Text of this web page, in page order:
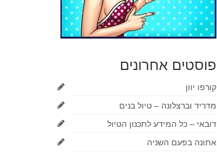
פוסטים אחרונים
קורפו יוון
מדריד וברצלונה – טיול בנים
דובאי – כל המידע לתכנון הטיול
אתונה בפעם השניה